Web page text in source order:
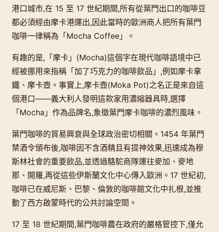
港口城市,在 15 至 17 世紀期間,所有從葉門出口的咖啡豆
都必須經由摩卡港運出,因此當時的歐洲商人把所有葉門
咖啡一律稱為「Mocha Coffee」。
有趣的是,「摩卡」(Mocha)這個字在現代咖啡語境中已
經被挪用來指稱「加了巧克力的咖啡飲品」,例如摩卡拿
鐵、摩卡壺。事實上,摩卡壺(Moka Pot)之名正是來自這
個港口——義大利人發明這款家用濃縮器具時,選擇
「Mocha」作為品牌名,象徵葉門摩卡咖啡的濃烈風味。
葉門咖啡的貿易興衰與全球政治密切相關。1454 年葉門
禁酒令頒布後,咖啡因不含酒精且有提神效果,迅速成為穆
斯林社會的重要飲品,並透過駱駝商隊運往麥加、麥地
那、開羅,再從這些伊斯蘭文化中心傳入歐洲。17 世紀初,
咖啡已在威尼斯、巴黎、倫敦的咖啡館文化中扎根,並推
動了西方啟蒙時代的公共討論空間。
17 至 18 世紀期間,葉門咖啡農在政府的嚴格管控下,僅允